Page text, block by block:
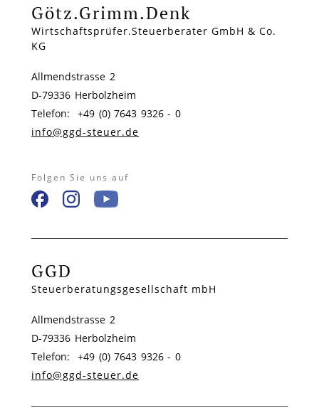
Götz.Grimm.Denk
Wirtschaftsprüfer.Steuerberater GmbH & Co.
KG
Allmendstrasse 2
D-79336 Herbolzheim
Telefon: +49 (0) 7643 9326 - 0
info@ggd-steuer.de
Folgen Sie uns auf
GGD
Steuerberatungsgesellschaft mbH
Allmendstrasse 2
D-79336 Herbolzheim
Telefon: +49 (0) 7643 9326 - 0
info@ggd-steuer.de